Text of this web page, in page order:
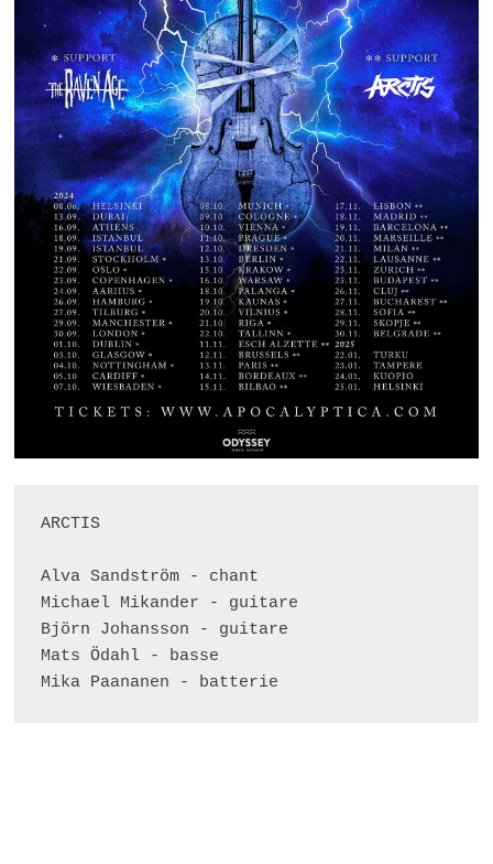
ARCTIS
Alva Sandström - chant
Michael Mikander - guitare
Björn Johansson - guitare
Mats Ödahl - basse
Mika Paananen - batterie